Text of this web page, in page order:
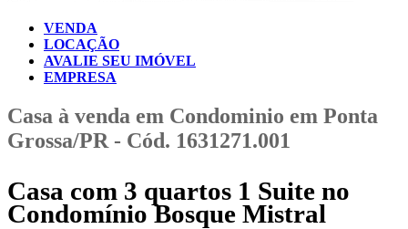
VENDA
LOCAÇÃO
AVALIE SEU IMÓVEL
EMPRESA
Casa à venda em Condominio em Ponta
Grossa/PR - Cód. 1631271.001
Casa com 3 quartos 1 Suite no
Condomínio Bosque Mistral